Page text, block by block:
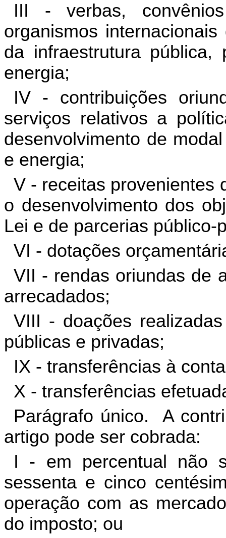
III - verbas,
organismos
da infraestrutura
energia;
IV - contribuições
serviços relativos a
desenvolvimento de
e energia;
V - receitas provenientes
o desenvolvimento dos
Lei e de parcerias público-
VI - dotações
VII - rendas oriundas de
arrecadados;
VIII - doações
públicas e privadas;
IX - transferências à
X - transferências
Parágrafo único. A
artigo pode ser cobrada:
I - em percentual não
sessenta e cinco
operação com as
do imposto; ou